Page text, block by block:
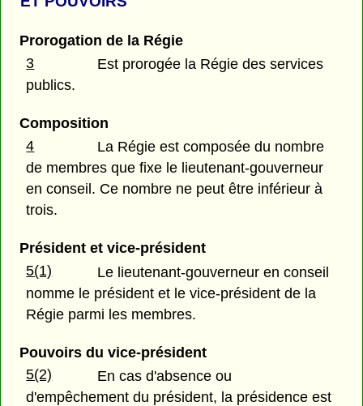
Prorogation de la Régie
3
Est prorogée la Régie des services
publics.
Composition
4
La Régie est composée du nombre
de membres que fixe le lieutenant-gouverneur
en conseil. Ce nombre ne peut être inférieur à
trois.
Président et vice-président
5(1)
Le lieutenant-gouverneur en conseil
nomme le président et le vice-président de la
Régie parmi les membres.
Pouvoirs du vice-président
5(2)
En cas d'absence ou
d'empêchement du président, la présidence est